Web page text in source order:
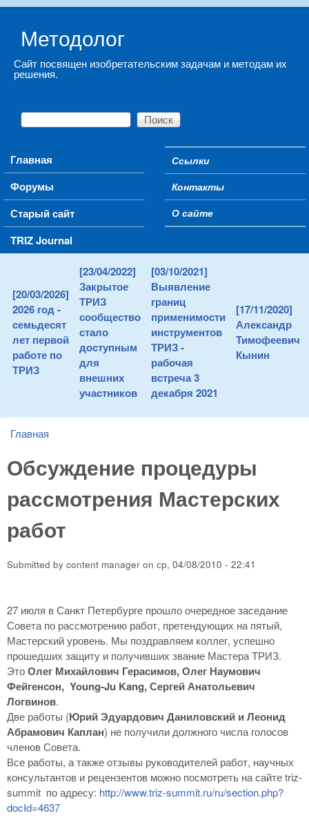
Методолог
Сайт посвящен изобретательским задачам и методам их
решения.
Форма поиска
Поиск
Main menu
Главная
Форумы
Старый сайт
TRIZ Journal
Secondary menu
Ссылки
Контакты
О сайте
[20/03/2026]
2026 год -
семьдесят
лет первой
работе по
ТРИЗ
[23/04/2022]
Закрытое
ТРИЗ
сообщество
стало
доступным
для
внешних
участников
[03/10/2021]
Выявление
границ
применимости
инструментов
ТРИЗ -
рабочая
встреча 3
декабря 2021
[17/11/2020]
Александр
Тимофеевич
Кынин
You are here
Главная
Обсуждение процедуры
рассмотрения Мастерских
работ
Submitted by content manager on ср, 04/08/2010 - 22:41
27 июля в Санкт Петербурге прошло очередное заседание
Совета по рассмотрению работ, претендующих на пятый,
Мастерский уровень. Мы поздравляем коллег, успешно
прошедших защиту и получивших звание Мастера ТРИЗ.
ЭтоОлег Михайлович Герасимов, Олег Наумович
Фейгенсон, Young-Ju Kang, Сергей Анатольевич
Логвинов.
Две работы (Юрий Эдуардович Даниловский и Леонид
Абрамович Каплан) не получили должного числа голосов
членов Совета.
Все работы, а также отзывы руководителей работ, научных
консультантов и рецензентов можно посмотреть на сайте triz-
summit по адресу: http://www.triz-summit.ru/ru/section.php?
docId=4637